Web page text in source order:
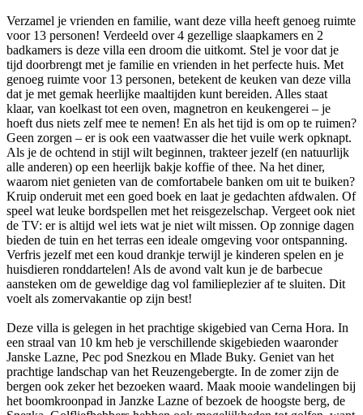
Verzamel je vrienden en familie, want deze villa heeft genoeg ruimte
voor 13 personen! Verdeeld over 4 gezellige slaapkamers en 2
badkamers is deze villa een droom die uitkomt. Stel je voor dat je
tijd doorbrengt met je familie en vrienden in het perfecte huis. Met
genoeg ruimte voor 13 personen, betekent de keuken van deze villa
dat je met gemak heerlijke maaltijden kunt bereiden. Alles staat
klaar, van koelkast tot een oven, magnetron en keukengerei – je
hoeft dus niets zelf mee te nemen! En als het tijd is om op te ruimen?
Geen zorgen – er is ook een vaatwasser die het vuile werk opknapt.
Als je de ochtend in stijl wilt beginnen, trakteer jezelf (en natuurlijk
alle anderen) op een heerlijk bakje koffie of thee. Na het diner,
waarom niet genieten van de comfortabele banken om uit te buiken?
Kruip onderuit met een goed boek en laat je gedachten afdwalen. Of
speel wat leuke bordspellen met het reisgezelschap. Vergeet ook niet
de TV: er is altijd wel iets wat je niet wilt missen. Op zonnige dagen
bieden de tuin en het terras een ideale omgeving voor ontspanning.
Verfris jezelf met een koud drankje terwijl je kinderen spelen en je
huisdieren ronddartelen! Als de avond valt kun je de barbecue
aansteken om de geweldige dag vol familieplezier af te sluiten. Dit
voelt als zomervakantie op zijn best!
Deze villa is gelegen in het prachtige skigebied van Cerna Hora. In
een straal van 10 km heb je verschillende skigebieden waaronder
Janske Lazne, Pec pod Snezkou en Mlade Buky. Geniet van het
prachtige landschap van het Reuzengebergte. In de zomer zijn de
bergen ook zeker het bezoeken waard. Maak mooie wandelingen bij
het boomkroonpad in Janzke Lazne of bezoek de hoogste berg, de